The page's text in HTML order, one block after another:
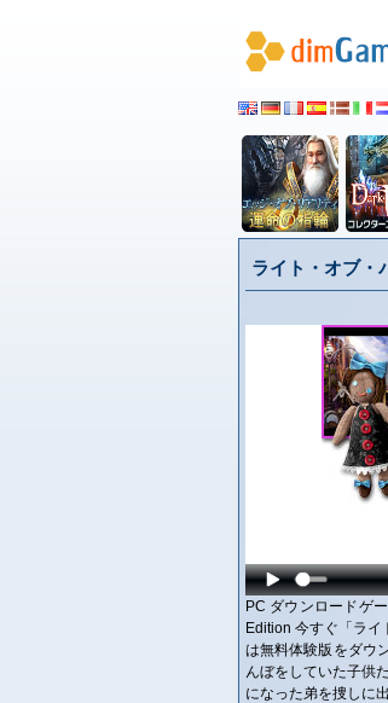
ライト・オブ・
PC ダウンロードゲ
Edition 今すぐ「ラ
は無料体験版をダウ
んぼをしていた子供
になった弟を捜しに